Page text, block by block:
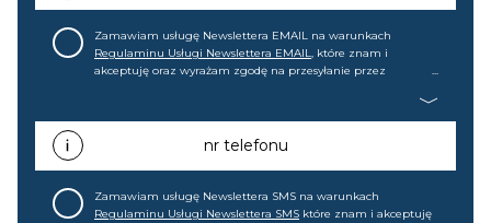
Zamawiam usługę Newslettera EMAIL na warunkach
Regulaminu Usługi Newslettera EMAIL, które znam i
akceptuję oraz wyrażam zgodę na przesyłanie przez
promocjach, wyprzedażach). Wiem, że mogę tę zgodę w
każdej chwili cofnąć.nr telefonu
Zamawiam usługę Newslettera SMS na warunkach
Regulaminu Usługi Newslettera SMS które znam i akceptuję